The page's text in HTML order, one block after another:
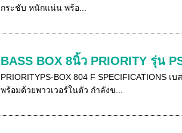
กระชับ หนักแน่น พร้อ...
BASS BOX 8นิ้ว PRIORITY รุ่น
PRIORITYPS-BOX 804 F SPECIFICATIONS
พร้อมด้วยพาวเวอร์ในตัว กำลังข...